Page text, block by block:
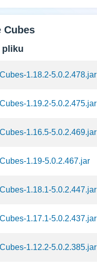
Cubes
pliku
1.18.2-5.0.2.478.jar
1.19.2-5.0.2.475.jar
1.16.5-5.0.2.469.jar
1.19-5.0.2.467.jar
1.18.1-5.0.2.447.jar
1.17.1-5.0.2.437.jar
1.12.2-5.0.2.385.jar